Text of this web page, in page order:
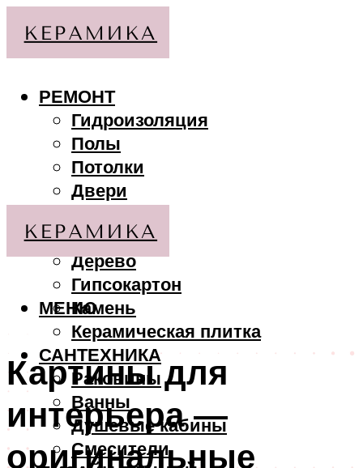
РЕМОНТ
Гидроизоляция
Полы
Потолки
Двери
МАТЕРИАЛЫ
Дерево
Гипсокартон
Камень
Керамическая плитка
САНТЕХНИКА
Раковины
Ванны
Душевые кабины
Смесители
МЕНЮ
Картины для
интерьера —
оригинальные